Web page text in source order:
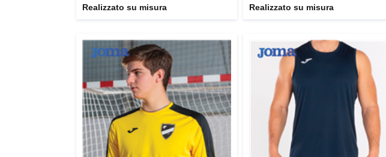
Realizzato su misura Realizzato su misura